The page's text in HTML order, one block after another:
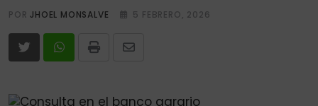
PORJHOEL MONSALVE 5 FEBRERO, 2026
Print
Share